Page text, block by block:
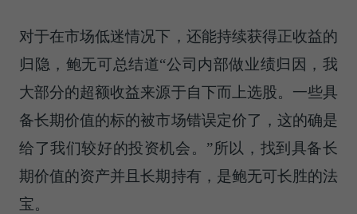
对于在市场低迷情况下，还能持续获得正收益的
归隐，鲍无可总结道“公司内部做业绩归因，我
大部分的超额收益来源于自下而上选股。一些具
备长期价值的标的被市场错误定价了，这的确是
给了我们较好的投资机会。”所以，找到具备长
期价值的资产并且长期持有，是鲍无可长胜的法
宝。